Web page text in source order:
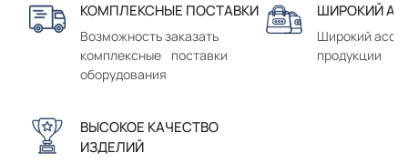
КОМПЛЕКСНЫЕ ПОСТАВКИ
Возможность заказать
комплексные поставки
оборудования
ШИРОКИЙ
Широкий
продукции
ВЫСОКОЕ КАЧЕСТВО
ИЗДЕЛИЙ